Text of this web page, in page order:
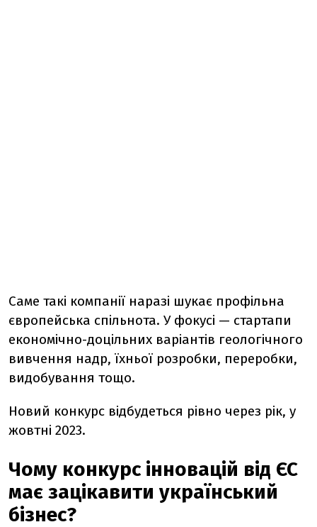
Саме такі компанії наразі шукає профільна
європейська спільнота. У фокусі — стартапи
економічно-доцільних варіантів геологічного
вивчення надр, їхньої розробки, переробки,
видобування тощо.
Новий конкурс відбудеться рівно через рік, у
жовтні 2023.
Чому конкурс інновацій від ЄС
має зацікавити український
бізнес?